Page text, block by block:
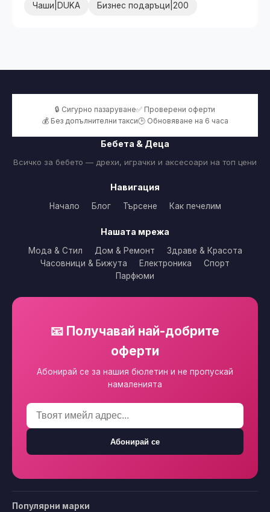
Чаши|DUKA Бизнес подаръци|200
🔒 Сигурно пазаруване✅ Проверени оферти
💰 Без допълнителни такси🕒 Обновяване на 6 часа
Бебета & Деца
Всичко за бебето — дрехи, играчки и аксесоари на топ цени
Навигация
Начало Блог Търсене Как печелим
Нашата мрежа
Мода & Стил Дом & Ремонт
Здраве & Красота
Часовници & Бижута
Електроника
Спорт
Парфюми
📧 Получавай най-добрите
оферти
Абонирай се за нашия бюлетин и не пропускай
намаленията
Абонирай се
Популярни марки